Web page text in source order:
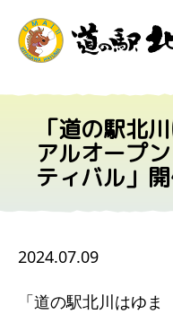
「道の駅北
アルオープ
ティバル」
2024.07.09
「道の駅北川はゆ